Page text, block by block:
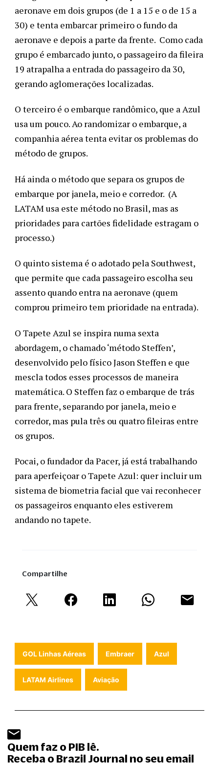
aeronave em dois grupos (de 1 a 15 e o de 15 a
30) e tenta embarcar primeiro o fundo da
aeronave e depois a parte da frente.  Como cada
grupo é embarcado junto, o passageiro da fileira
19 atrapalha a entrada do passageiro da 30,
gerando aglomerações localizadas.
O terceiro é o embarque randômico, que a Azul
usa um pouco. Ao randomizar o embarque, a
companhia aérea tenta evitar os problemas do
método de grupos.
Há ainda o método que separa os grupos de
embarque por janela, meio e corredor.  (A
LATAM usa este método no Brasil, mas as
prioridades para cartões fidelidade estragam o
processo.)
O quinto sistema é o adotado pela Southwest,
que permite que cada passageiro escolha seu
assento quando entra na aeronave (quem
comprou primeiro tem prioridade na entrada).
O Tapete Azul se inspira numa sexta
abordagem, o chamado ‘método Steffen’,
desenvolvido pelo físico Jason Steffen e que
mescla todos esses processos de maneira
matemática. O Steffen faz o embarque de trás
para frente, separando por janela, meio e
corredor, mas pula três ou quatro fileiras entre
os grupos.
Pocai, o fundador da Pacer, já está trabalhando
para aperfeiçoar o Tapete Azul: quer incluir um
sistema de biometria facial que vai reconhecer
os passageiros enquanto eles estiverem
andando no tapete.
Compartilhe
GOL Linhas Aéreas Embraer Azul
LATAM Airlines Aviação
Quem faz o PIB lê.
Receba o Brazil Journal no seu email